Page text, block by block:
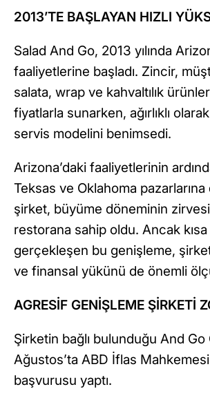
2013’TE BAŞLAYAN HIZLI
Salad And Go, 2013 yılında
faaliyetlerine başladı. Zincir,
salata, wrap ve kahvaltılık
fiyatlarla sunarken, ağırlıklı
servis modelini benimsedi.
Arizona’daki faaliyetlerinin
Teksas ve Oklahoma pazarlarına
şirket, büyüme döneminin
restorana sahip oldu. Ancak
gerçekleşen bu genişleme,
ve finansal yükünü de önemli
AGRESİF GENİŞLEME ŞİRKETİ
Şirketin bağlı bulunduğu And
Ağustos’ta ABD İflas
başvurusu yaptı.